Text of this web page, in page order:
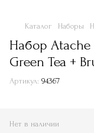
Каталог Наборы
Набор Atache
Green Tea +
Артикул: 94367
Нет в наличии